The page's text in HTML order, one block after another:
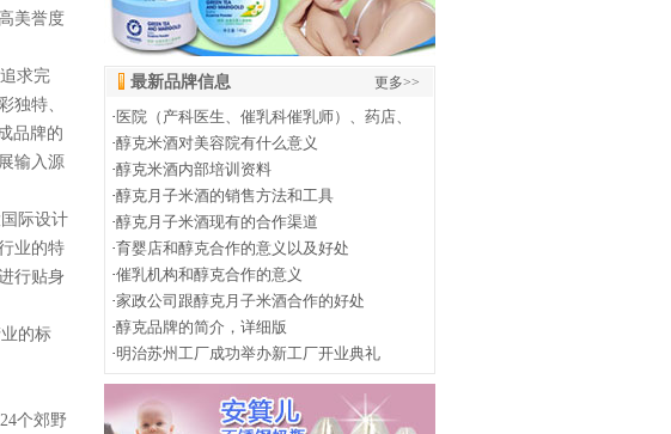
美誉度
求完
独特、
品牌的
输入源
际设计
业的特
行贴身
的标
个郊野
最新品牌信息 更多>>
· 医院（产科医生、催乳科催乳师）、药店、
·醇克米酒对美容院有什么意义
·醇克米酒内部培训资料
·醇克月子米酒的销售方法和工具
·醇克月子米酒现有的合作渠道
·育婴店和醇克合作的意义以及好处
·催乳机构和醇克合作的意义
·家政公司跟醇克月子米酒合作的好处
·醇克品牌的简介，详细版
·明治苏州工厂成功举办新工厂开业典礼